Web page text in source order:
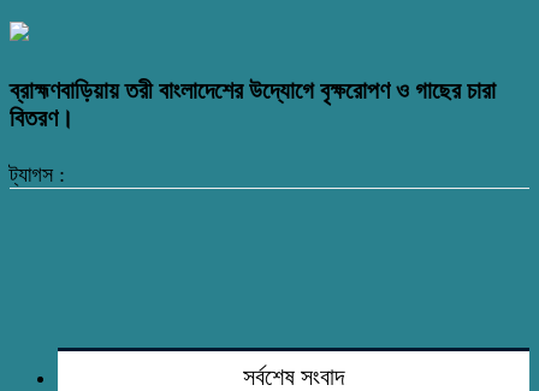
ব্রাহ্মণবাড়িয়ায় তরী বাংলাদেশের উদ্যোগে বৃক্ষরোপণ ও গাছের চারা
বিতরণ।
ট্যাগস :
সর্বশেষ সংবাদ